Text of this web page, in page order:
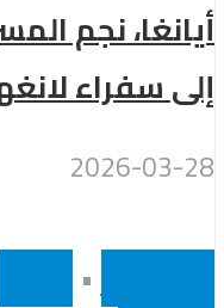
أيانغا، نجم
إلى سفراء
2026-03-28
•